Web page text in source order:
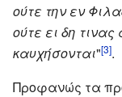
ούτε την εν
ούτε ει δη
καυχήσονται"[3].
Προφανώς τα